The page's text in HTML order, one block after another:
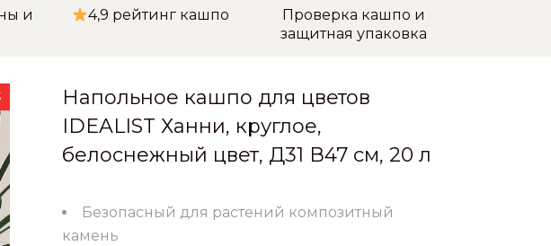
и
4,9 рейтинг кашпо
Проверка кашпо и
защитная упаковка
Напольное кашпо для цветов
IDEALIST Ханни, круглое,
белоснежный цвет, Д31 В47 см, 20 л
Безопасный для растений композитный
камень